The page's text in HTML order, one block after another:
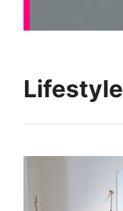
Lifestyle